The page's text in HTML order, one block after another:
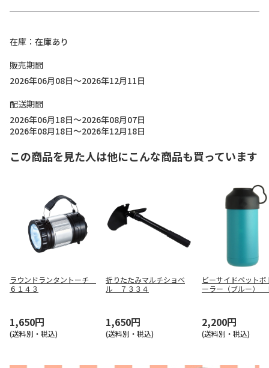
在庫
在庫あり
販売期間
2026年06月08日～2026年12月11日
配送期間
2026年06月18日～2026年08月07日
2026年08月18日～2026年12月18日
この商品を見た人は他にこんな商品も買っています
ラウンドランタントーチ
６１４３
1,650円
(送料別・税込)
折りたたみマルチショベ
ル ７３３４
1,650円
(送料別・税込)
ビーサイドペットボ
ーラー（ブルー）
2,200円
(送料別・税込)